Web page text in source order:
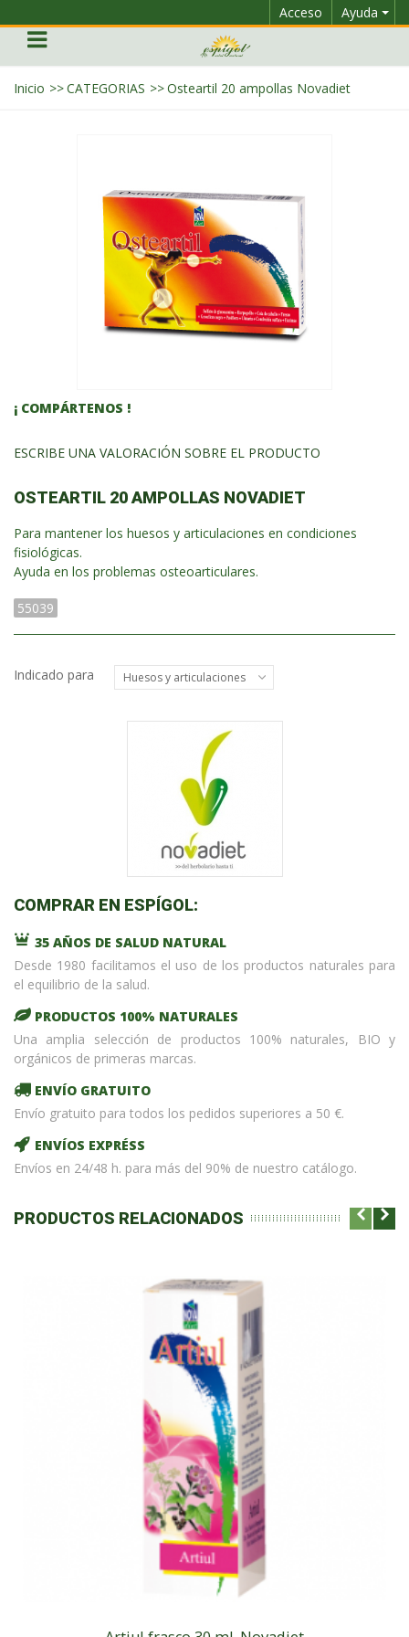
Ayuda
Acceso
Inicio >>CATEGORIAS >>Osteartil 20 ampollas Novadiet
¡ COMPÁRTENOS !
ESCRIBE UNA VALORACIÓN SOBRE EL PRODUCTO
OSTEARTIL 20 AMPOLLAS NOVADIET
Para mantener los huesos y articulaciones en condiciones
fisiológicas.
Ayuda en los problemas osteoarticulares.
55039
Indicado para Huesos y articulaciones
COMPRAR EN ESPÍGOL:
35 AÑOS DE SALUD NATURAL
Desde 1980 facilitamos el uso de los productos naturales para
el equilibrio de la salud.
PRODUCTOS 100% NATURALES
Una amplia selección de productos 100% naturales, BIO y
orgánicos de primeras marcas.
ENVÍO GRATUITO
Envío gratuito para todos los pedidos superiores a 50 €.
ENVÍOS EXPRÉSS
Envíos en 24/48 h. para más del 90% de nuestro catálogo.
PRODUCTOS RELACIONADOS